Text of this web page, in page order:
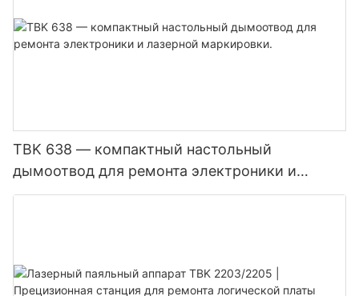
TBK 638 — компактный настольный
дымоотвод для ремонта электроники и
лазерной маркировки.